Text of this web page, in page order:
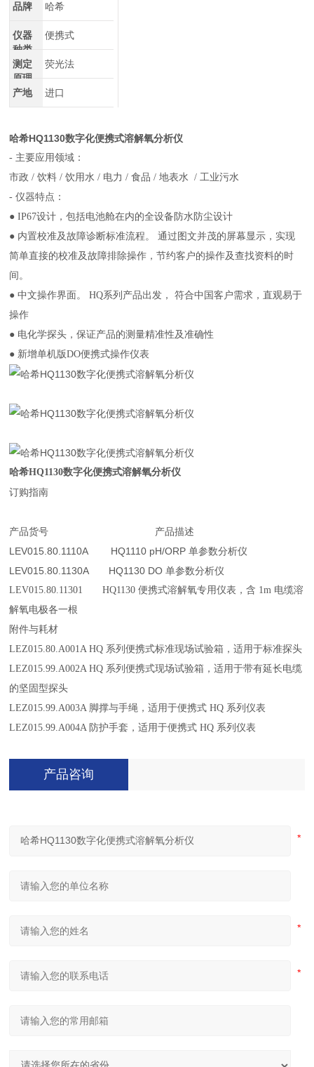
品牌 哈希
仪器
种类
便携式
测定
原理
荧光法
产地 进口
哈希HQ1130数字化便携式溶解氧分析仪
- 主要应用领域：
市政 /饮料/饮用水/ 电力/食品/地表水/工业污水
-仪器特点：
●IP67设计，包括电池舱在内的全设备防水防尘设计
● 内置校准及故障诊断标准流程。 通过图文并茂的屏幕显示，实现
简单直接的校准及故障排除操作，节约客户的操作及查找资料的时
间。
● 中文操作界面。HQ系列产品出发， 符合中国客户需求，直观易于
操作
● 电化学探头，保证产品的测量精准性及准确性
● 新增单机版DO便携式操作仪表
哈希HQ1130数字化便携式溶解氧分析仪
订购指南
产品货号 产品描述
LEV015.80.1110A HQ1110 pH/ORP 单参数分析仪
LEV015.80.1130A HQ1130 DO 单参数分析仪
LEV015.80.11301 HQ1130便携式溶解氧专用仪表，含 1m 电缆溶
解氧电极各一根
附件与耗材
LEZ015.80.A001A HQ 系列便携式标准现场试验箱，适用于标准探头
LEZ015.99.A002A HQ 系列便携式现场试验箱，适用于带有延长电缆
的坚固型探头
LEZ015.99.A003A 脚撑与手绳，适用于便携式HQ 系列仪表
LEZ015.99.A004A 防护手套，适用于便携式HQ 系列仪表
产品咨询